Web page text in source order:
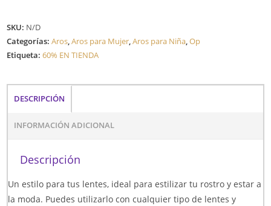
SKU: N/D
Categorías:Aros,Aros para Mujer,Aros para Niña,Op
Etiqueta:60% EN TIENDA
DESCRIPCIÓN
INFORMACIÓN ADICIONAL
Descripción
Un estilo para tus lentes, ideal para estilizar tu rostro y estar a
la moda. Puedes utilizarlo con cualquier tipo de lentes y